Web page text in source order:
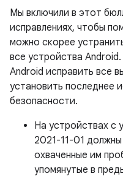
Мы включили в этот
исправлениях, чтобы
можно скорее
все устройства
Android исправить все
установить последнее
безопасности.
На устройствах с
2021-11-01
охваченные им
упомянутые в